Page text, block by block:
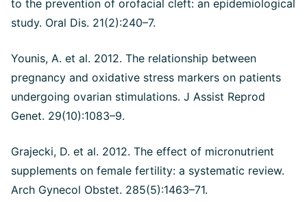
to the prevention of orofacial cleft: an epidemiological
study. Oral Dis. 21(2):240–7.
Younis, A. et al. 2012. The relationship between
pregnancy and oxidative stress markers on patients
undergoing ovarian stimulations. J Assist Reprod
Genet. 29(10):1083–9.
Grajecki, D. et al. 2012. The effect of micronutrient
supplements on female fertility: a systematic review.
Arch Gynecol Obstet. 285(5):1463–71.